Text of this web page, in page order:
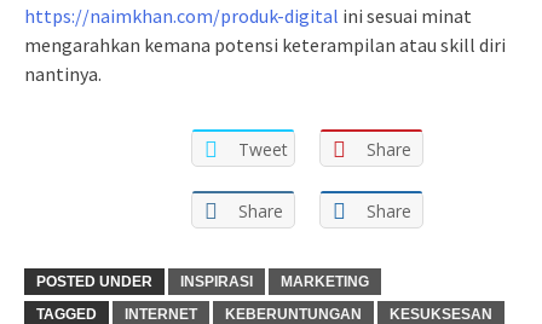
https://naimkhan.com/produk-digital ini sesuai minat
mengarahkan kemana potensi keterampilan atau skill diri
nantinya.
Tweet Share
Share Share
POSTED UNDER INSPIRASI
MARKETING
TAGGED
INTERNET KEBERUNTUNGAN
KESUKSESAN